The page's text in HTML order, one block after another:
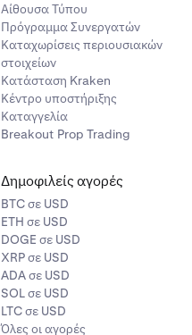
Αίθουσα Τύπου
Πρόγραμμα Συνεργατών
Καταχωρίσεις περιουσιακών
στοιχείων
Κατάσταση Kraken
Κέντρο υποστήριξης
Καταγγελία
Breakout Prop Trading
Δημοφιλείς αγορές
BTC σε USD
ETH σε USD
DOGE σε USD
XRP σε USD
ADA σε USD
SOL σε USD
LTC σε USD
Όλες οι αγορές